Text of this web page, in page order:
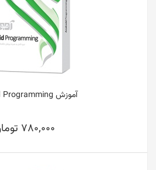
آموزش Android Programming
780,000 تومان